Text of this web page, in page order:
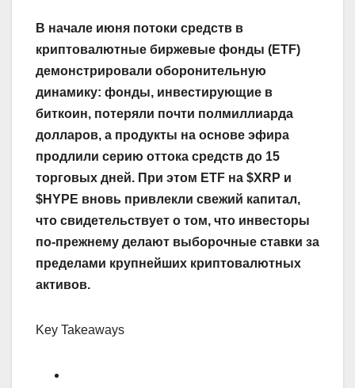
В начале июня потоки средств в
криптовалютные биржевые фонды (ETF)
демонстрировали оборонительную
динамику: фонды, инвестирующие в
биткоин, потеряли почти полмиллиарда
долларов, а продукты на основе эфира
продлили серию оттока средств до 15
торговых дней. При этом ETF на $XRP и
$HYPE вновь привлекли свежий капитал,
что свидетельствует о том, что инвесторы
по-прежнему делают выборочные ставки за
пределами крупнейших криптовалютных
активов.
Key Takeaways